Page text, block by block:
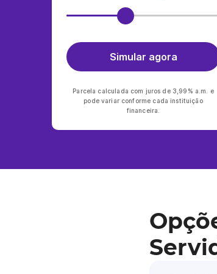
Simular agora
Parcela calculada com juros de 3,99% a.m. e
pode variar conforme cada instituição
financeira.